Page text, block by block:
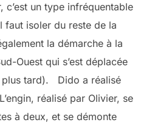
c’est un type infréquentable
faut isoler du reste de la
la démarche à la
Ouest qui s’est déplacée
plus tard). Dido a réalisé
réalisé par Olivier, se
à deux, et se démonte